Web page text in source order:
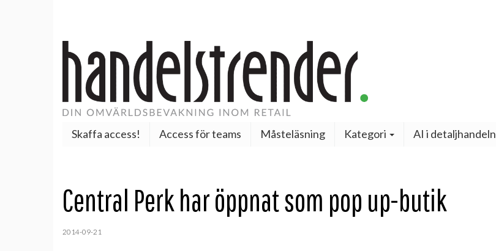
Skaffa access! Access för teams Måsteläsning Kategori AI i detaljhandeln
Central Perk har öppnat som pop up-butik
2014-09-21